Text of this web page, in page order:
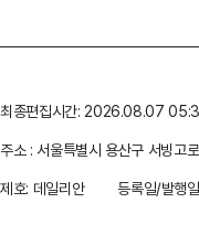
최종편집시간: 2026.08.07
주소 : 서울특별시 용산구 서빙고
제호: 데일리안
등록일/발행